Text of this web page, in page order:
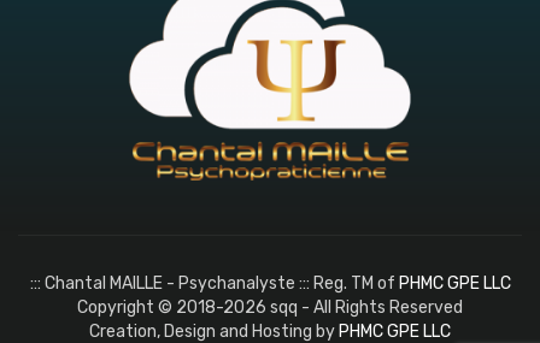
::: Chantal MAILLE - Psychanalyste ::: Reg. TM of PHMC GPE LLC
Copyright © 2018-2026 sqq - All Rights Reserved
Creation, Design and Hosting by PHMC GPE LLC